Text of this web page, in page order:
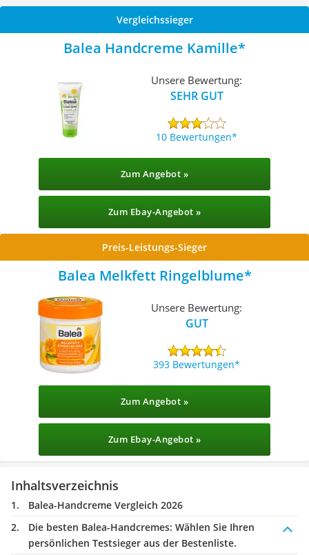
Vergleichssieger
Balea Handcreme Kamille
Unsere Bewertung:
SEHR GUT
10 Bewertungen
Zum Angebot »
Zum Ebay-Angebot »
Preis-Leistungs-Sieger
Balea Melkfett Ringelblume
Unsere Bewertung:
GUT
393 Bewertungen
Zum Angebot »
Zum Ebay-Angebot »
Inhaltsverzeichnis
Balea-Handcreme Vergleich 2026
Die besten Balea-Handcremes: Wählen Sie Ihren
persönlichen Testsieger aus der Bestenliste.